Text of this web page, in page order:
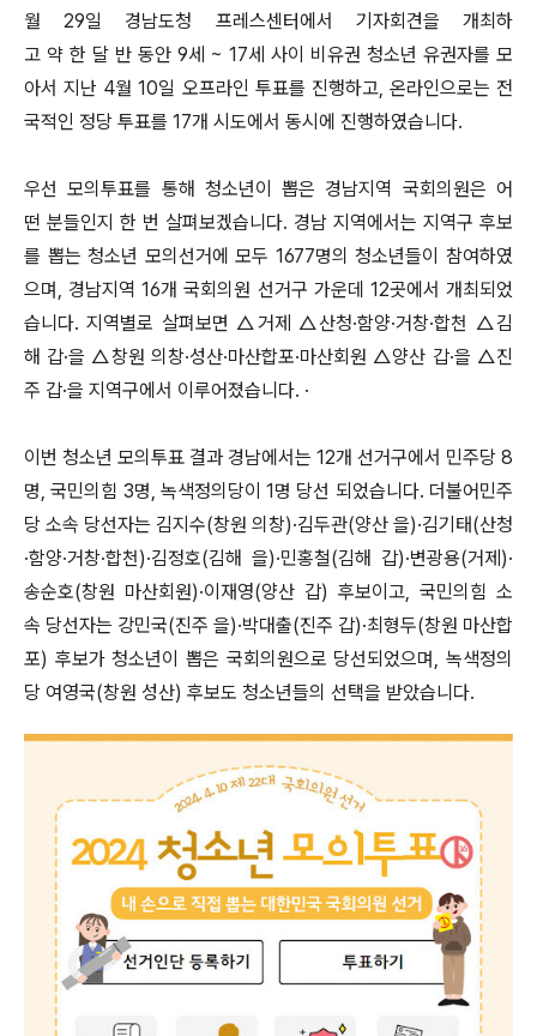
월 29일 경남도청 프레스센터에서 기자회견을 개최하
고 약 한 달 반 동안 9세 ~ 17세 사이 비유권 청소년 유권자를 모
아서 지난 4월 10일 오프라인 투표를 진행하고, 온라인으로는 전
국적인 정당 투표를 17개 시도에서 동시에 진행하였습니다.
우선 모의투표를 통해 청소년이 뽑은 경남지역 국회의원은 어
떤 분들인지 한 번 살펴보겠습니다. 경남 지역에서는 지역구 후보
를 뽑는 청소년 모의선거에 모두 1677명의 청소년들이 참여하였
으며, 경남지역 16개 국회의원 선거구 가운데 12곳에서 개최되었
습니다. 지역별로 살펴보면 △거제 △산청·함양·거창·합천 △김
해 갑·을 △창원 의창·성산·마산합포·마산회원 △양산 갑·을 △진
주 갑·을 지역구에서 이루어졌습니다. ·
이번 청소년 모의투표 결과 경남에서는 12개 선거구에서 민주당 8
명, 국민의힘 3명, 녹색정의당이 1명 당선 되었습니다. 더불어민주
당 소속 당선자는 김지수(창원 의창)·김두관(양산 을)·김기태(산청
·함양·거창·합천)·김정호(김해 을)·민홍철(김해 갑)·변광용(거제)·
송순호(창원 마산회원)·이재영(양산 갑) 후보이고, 국민의힘 소
속 당선자는 강민국(진주 을)·박대출(진주 갑)·최형두(창원 마산합
포) 후보가 청소년이 뽑은 국회의원으로 당선되었으며, 녹색정의
당 여영국(창원 성산) 후보도 청소년들의 선택을 받았습니다.